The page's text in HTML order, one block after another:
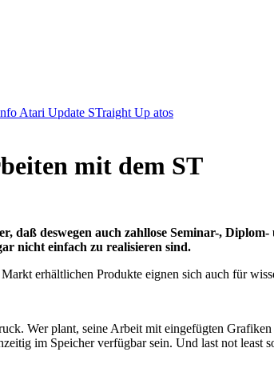
Atari Update STraight Up atos
mit dem ST
deswegen auch zahllose Seminar-,
nicht einfach zu realisieren sind.
erhältlichen Produkte eignen sich auch für
Wer plant, seine Arbeit mit eingefügten
im Speicher verfügbar sein. Und last not least